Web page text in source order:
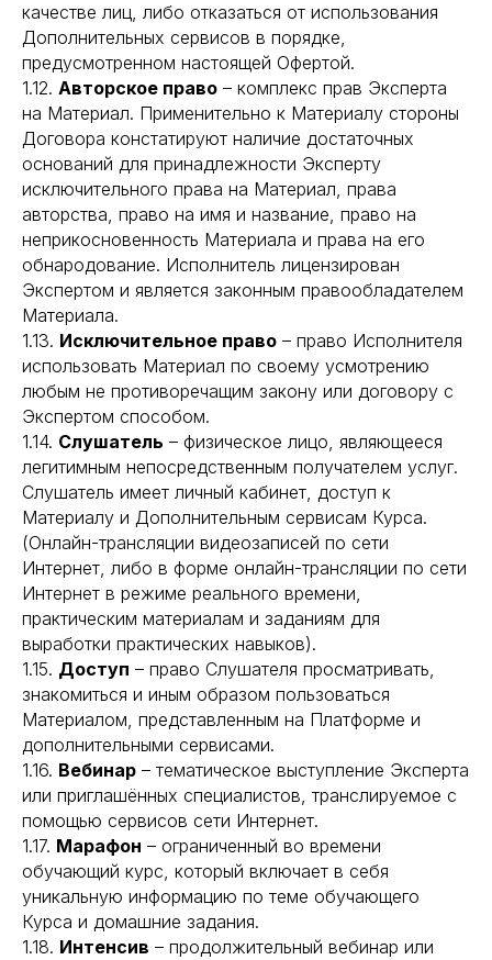
качестве лиц, либо отказаться от использования
Дополнительных сервисов в порядке,
предусмотренном настоящей Офертой.
1.12. Авторское право – комплекс прав Эксперта
на Материал. Применительно к Материалу стороны
Договора констатируют наличие достаточных
оснований для принадлежности Эксперту
исключительного права на Материал, права
авторства, право на имя и название, право на
неприкосновенность Материала и права на его
обнародование. Исполнитель лицензирован
Экспертом и является законным правообладателем
Материала.
1.13. Исключительное право – право Исполнителя
использовать Материал по своему усмотрению
любым не противоречащим закону или договору с
Экспертом способом.
1.14. Слушатель – физическое лицо, являющееся
легитимным непосредственным получателем услуг.
Слушатель имеет личный кабинет, доступ к
Материалу и Дополнительным сервисам Курса.
(Онлайн-трансляции видеозаписей по сети
Интернет, либо в форме онлайн-трансляции по сети
Интернет в режиме реального времени,
практическим материалам и заданиям для
выработки практических навыков).
1.15. Доступ – право Слушателя просматривать,
знакомиться и иным образом пользоваться
Материалом, представленным на Платформе и
дополнительными сервисами.
1.16. Вебинар – тематическое выступление Эксперта
или приглашённых специалистов, транслируемое с
помощью сервисов сети Интернет.
1.17. Марафон – ограниченный во времени
обучающий курс, который включает в себя
уникальную информацию по теме обучающего
Курса и домашние задания.
1.18. Интенсив – продолжительный вебинар или